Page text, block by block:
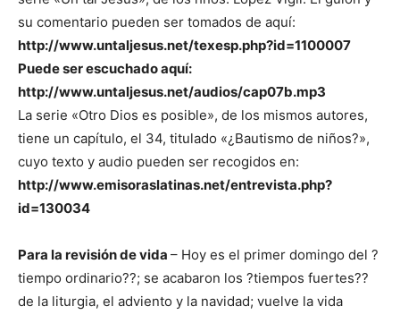
su comentario pueden ser tomados de aquí:
http://www.untaljesus.net/texesp.php?id=1100007
Puede ser escuchado aquí:
http://www.untaljesus.net/audios/cap07b.mp3
La serie «Otro Dios es posible», de los mismos autores,
tiene un capítulo, el 34, titulado «¿Bautismo de niños?»,
cuyo texto y audio pueden ser recogidos en:
http://www.emisoraslatinas.net/entrevista.php?
id=130034
Para la revisión de vida – Hoy es el primer domingo del ?
tiempo ordinario??; se acabaron los ?tiempos fuertes??
de la liturgia, el adviento y la navidad; vuelve la vida